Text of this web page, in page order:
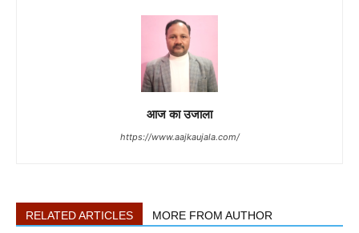
आज का उजाला
https://www.aajkaujala.com/
RELATED ARTICLES MORE FROM AUTHOR